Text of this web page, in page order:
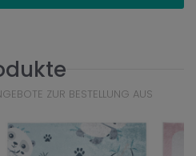
ZUR BESTELLUNG AUS